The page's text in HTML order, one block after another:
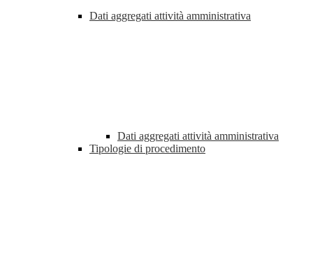
Dati aggregati attività amministrativa
Dati aggregati attività amministrativa
Tipologie di procedimento